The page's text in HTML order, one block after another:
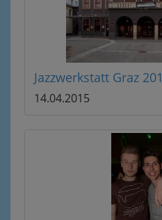
Jazzwerkstatt Graz
14.04.2015